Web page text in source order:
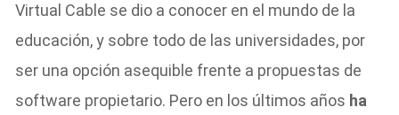
Virtual Cable se dio a conocer en el mundo de la
educación, y sobre todo de las universidades, por
ser una opción asequible frente a propuestas de
software propietario. Pero en los últimos años ha